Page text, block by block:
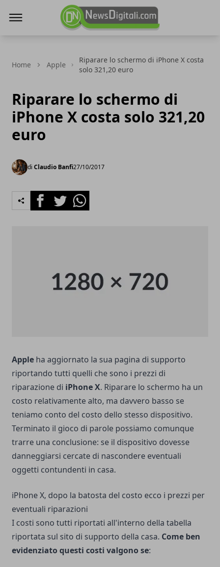
Home Apple
Riparare lo schermo di iPhone X costa
solo 321,20 euro
Riparare lo schermo di
iPhone X costa solo 321,20
euro
di Claudio Banfi27/10/2017
FacebookTwitterWhatsapp
Apple ha aggiornato la sua pagina di supporto
riportando tutti quelli che sono i prezzi di
riparazione di iPhone X. Riparare lo schermo ha un
costo relativamente alto, ma davvero basso se
teniamo conto del costo dello stesso dispositivo.
Terminato il gioco di parole possiamo comunque
trarre una conclusione: se il dispositivo dovesse
danneggiarsi cercate di nascondere eventuali
oggetti contundenti in casa.
iPhone X, dopo la batosta del costo ecco i prezzi per
eventuali riparazioni
I costi sono tutti riportati all'interno della tabella
riportata sul sito di supporto della casa. Come ben
evidenziato questi costi valgono se: